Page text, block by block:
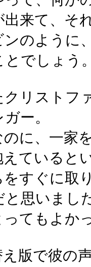
出来て、そ
ンのように
とでしょう
クリストフ
ー。
に、一家
ていると
をすぐに取
と思いまし
ってもよか
え版で彼の